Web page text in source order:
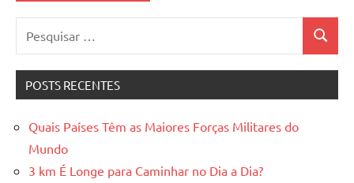
POSTS RECENTES
Quais Países Têm as Maiores Forças Militares do
Mundo
3 km É Longe para Caminhar no Dia a Dia?